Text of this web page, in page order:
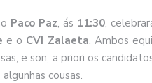
Paco Paz, ás 11:30,
e o CVI Zalaeta. Ambos
e son, a priori os
cousas.